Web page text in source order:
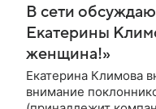
В сети
Екатерины
женщина!»
Екатерина Климова
внимание